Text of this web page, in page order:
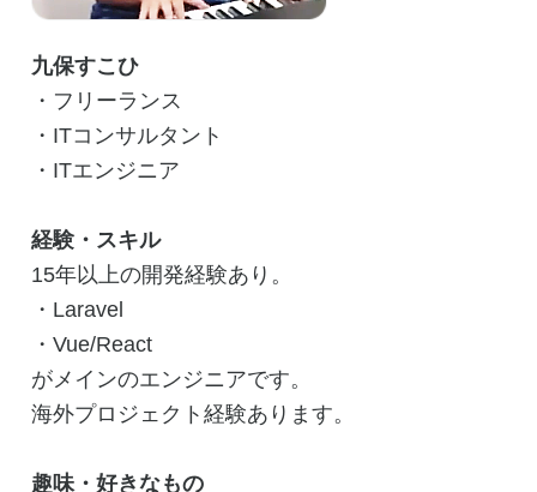
九保すこひ
・フリーランス
・ITコンサルタント
・ITエンジニア
経験・スキル
15年以上の開発経験あり。
・Laravel
・Vue/React
がメインのエンジニアです。
海外プロジェクト経験あります。
趣味・好きなもの